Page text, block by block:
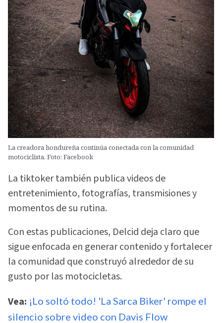
La creadora hondureña continúa conectada con la comunidad
motociclista. Foto: Facebook
La tiktoker también publica videos de
entretenimiento, fotografías, transmisiones y
momentos de su rutina.
Con estas publicaciones, Delcid deja claro que
sigue enfocada en generar contenido y fortalecer
la comunidad que construyó alrededor de su
gusto por las motocicletas.
Vea: ¡Lo soltó todo! 'La Sarca Biker' rompe el
silencio sobre video con Davis Flow